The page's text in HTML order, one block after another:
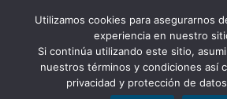
Abrir barra de
Utilizamos cookies para asegurarnos
experiencia en nuestro
Si continúa utilizando este sitio,
nuestros términos y condiciones así
privacidad y protección de